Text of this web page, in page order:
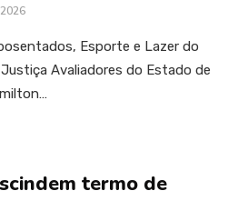
Esporte e Lazer do
Avaliadores do Estado de
termo de